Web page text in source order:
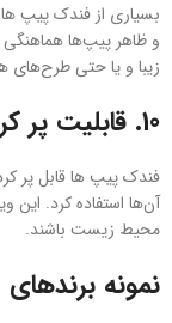
بسیاری از فندک‌ پیپ
و ظاهر پیپ‌ها هماهنگی
زیبا و یا حتی طرح‌های
10. قابلیت پر
فندک‌ پیپ ها قابل پر
آن‌ها استفاده کرد.
محیط زیست باشند.
نمونه